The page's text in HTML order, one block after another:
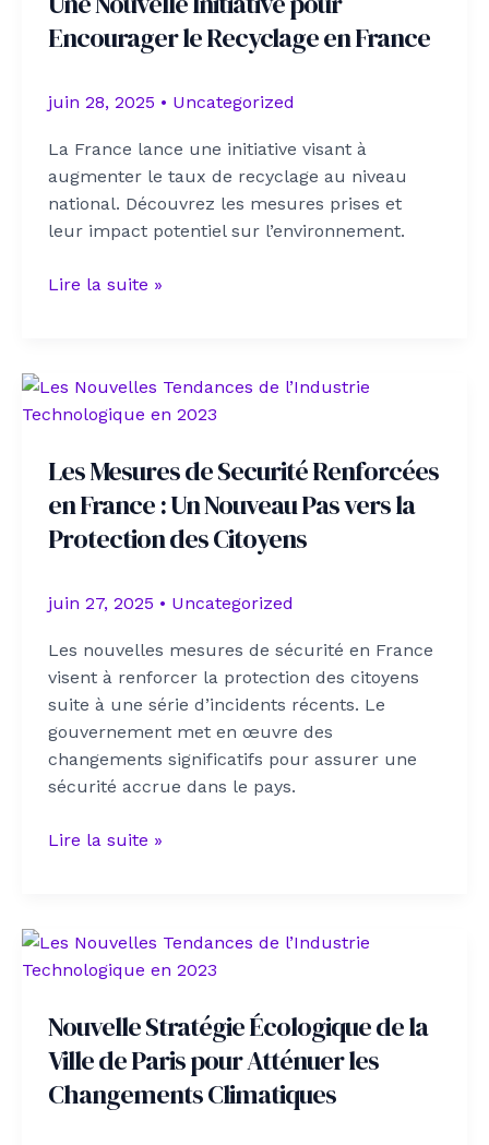
:
Un
un
Avenir
Durable
Encourager le Recyclage en France
juin 28, 2025 • Uncategorized
La France lance une initiative visant à
augmenter le taux de recyclage au niveau
national. Découvrez les mesures prises et
leur impact potentiel sur l’environnement.
Une
Encourager
le
en
France
Lire la suite »
Les Mesures de Securité Renforcées
en France : Un Nouveau Pas vers la
Protection des Citoyens
juin 27, 2025 • Uncategorized
Les nouvelles mesures de sécurité en France
visent à renforcer la protection des citoyens
suite à une série d’incidents récents. Le
gouvernement met en œuvre des
changements significatifs pour assurer une
sécurité accrue dans le pays.
Les
Renforcées
en
:
Un
Nouveau
Lire la suite »
Nouvelle Stratégie Écologique de la
Ville de Paris pour Atténuer les
Changements Climatiques